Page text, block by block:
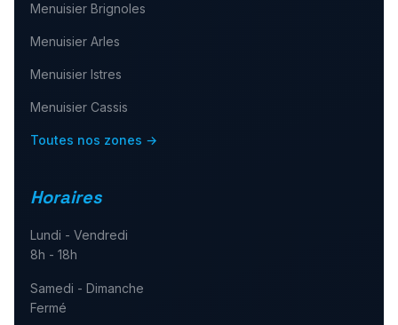
Menuisier Brignoles
Menuisier Arles
Menuisier Istres
Menuisier Cassis
Toutes nos zones →
Horaires
Lundi - Vendredi
8h - 18h
Samedi - Dimanche
Fermé